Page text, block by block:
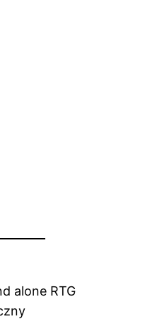
alone RTG